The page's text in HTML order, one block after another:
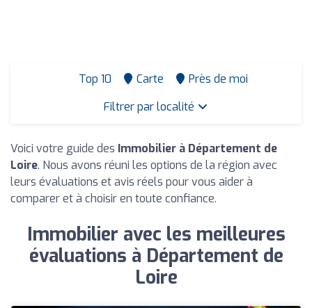
Top 10 Carte
Près de moi
Filtrer par localité
Voici votre guide des Immobilier à Département de
Loire. Nous avons réuni les options de la région avec
leurs évaluations et avis réels pour vous aider à
comparer et à choisir en toute confiance.
Immobilier avec les meilleures
évaluations à Département de
Loire